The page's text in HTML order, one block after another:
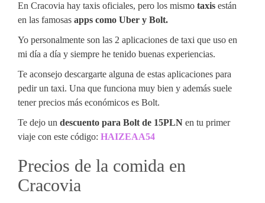
En Cracovia hay taxis oficiales, pero los mismo taxis están
en las famosas apps como Uber y Bolt.
Yo personalmente son las 2 aplicaciones de taxi que uso en
mi día a día y siempre he tenido buenas experiencias.
Te aconsejo descargarte alguna de estas aplicaciones para
pedir un taxi. Una que funciona muy bien y además suele
tener precios más económicos es Bolt.
Te dejo un descuento para Bolt de 15PLN en tu primer
viaje con este código: HAIZEAA54
Precios de la comida en
Cracovia